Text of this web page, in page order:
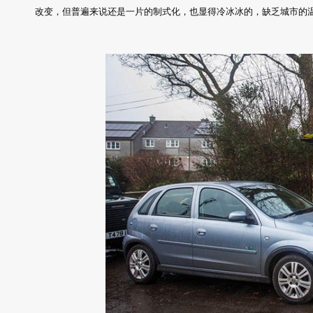
改变，但普遍来说还是一片的制式化，也显得冷冰冰的，缺乏城市的